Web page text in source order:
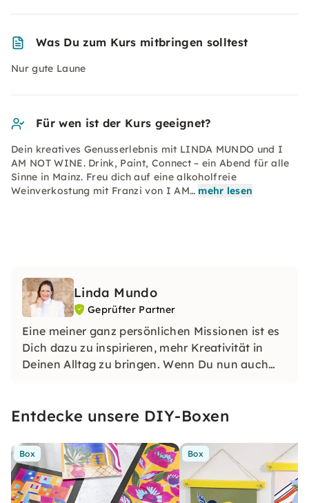
Was Du zum Kurs mitbringen solltest
Nur gute Laune
Für wen ist der Kurs geeignet?
Dein kreatives Genusserlebnis mit LINDA MUNDO und I
AM NOT WINE. Drink, Paint, Connect – ein Abend für alle
Sinne in Mainz. Freu dich auf eine alkoholfreie
Weinverkostung mit Franzi von I AM… mehr lesen
Linda Mundo
Geprüfter Partner
Eine meiner ganz persönlichen Missionen ist es
Dich dazu zu inspirieren, mehr Kreativität in
Deinen Alltag zu bringen. Wenn Du nun auch
dieser Seite ganz richtig.
Entdecke unsere DIY-Boxen
Box Box